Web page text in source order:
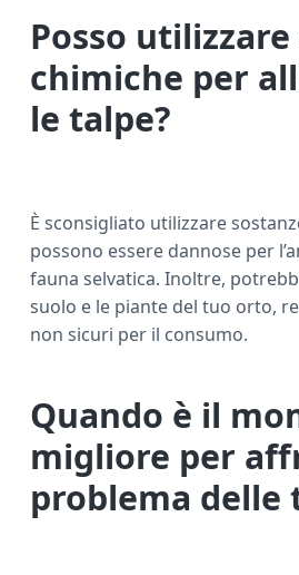
Posso
chimiche per
le talpe?
È sconsigliato utilizzare
possono essere dannose per
fauna selvatica. Inoltre,
suolo e le piante del tuo orto,
non sicuri per il consumo.
Quando è il
migliore per
problema delle